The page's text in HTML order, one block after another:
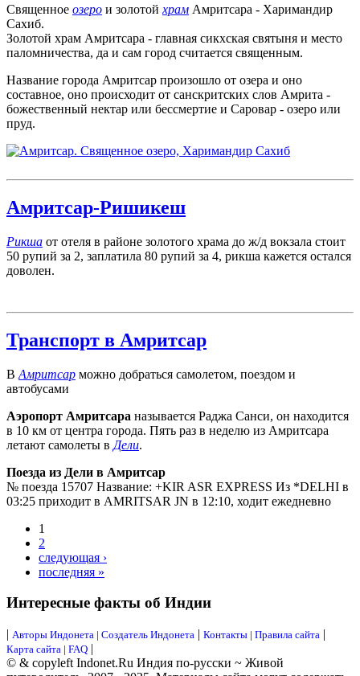
Священное озеро и золотой храм Амритсара - Харимандир
Сахиб.
Золотой храм Амритсара - главная сикхская святыня и место
паломничества, да и сам город считается священным.
Название города Амритсар произошло от озера и оно
составное, оно происходит от санскритских слов Амрита -
божественный нектар или бессмертие и Саровар - озеро или
пруд.
Амритсар-Ришикеш
Рикша от отеля в районе золотого храма до ж/д вокзала стоит
50 рупий за 2, заплатила 80 рупий за 4, рикша кажется остался
доволен.
Транспорт в Амритсар
В Амритсар можно добраться самолетом, поездом и
автобусами
Аэропорт Амритсара называется Раджа Санси, он находится
в 10 км от центра города. Пять раз в неделю из Амритсара
летают самолеты в Дели.
Поезда из Дели в Амритсар
№ поезда 15707 Название: +KIR ASR EXPRESS Из *DELHI в
03:25 приходит в AMRITSAR JN в 12:10, ходит ежедневно
1
2
следующая ›
последняя »
Интересные факты об Индии
| Авторы Индонета | Создатель Индонета | Контакты | Правила сайта |
Карта сайта | FAQ |
© & copyleft Indonet.Ru Индия по-русски ~ Живой